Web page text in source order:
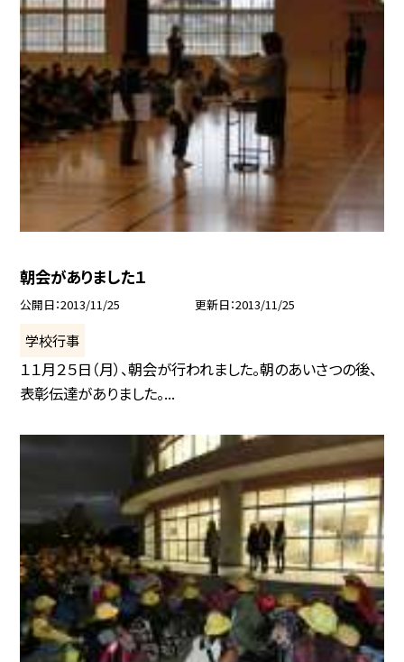
朝会がありました１
公開日 2013/11/25 更新日 2013/11/25
学校行事
１１月２５日（月）、朝会が行われました。朝のあいさつの後、
表彰伝達がありました。...